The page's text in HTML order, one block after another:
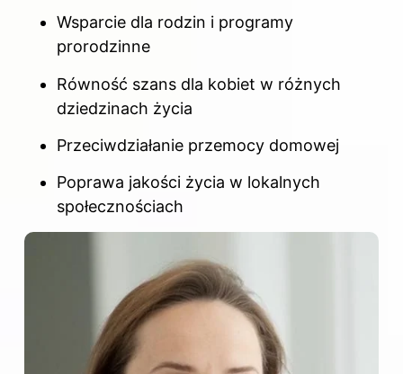
Wsparcie dla rodzin i programy
prorodzinne
Równość szans dla kobiet w różnych
dziedzinach życia
Przeciwdziałanie przemocy domowej
Poprawa jakości życia w lokalnych
społecznościach